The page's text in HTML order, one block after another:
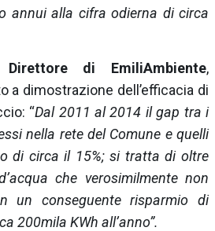
annui alla cifra odierna di circa
Direttore di EmiliAmbiente,
a dimostrazione dell’efficacia di
“Dal 2011 al 2014 il gap tra i
nella rete del Comune e quelli
di circa il 15%; si tratta di oltre
che verosimilmente non
un conseguente risparmio di
200mila KWh all’anno”.